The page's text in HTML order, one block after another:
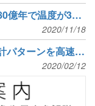
宇宙の大規模構造中のガス、80億年で温度が3倍上昇
2020/11/18
宇宙の大規模構造の複雑な統計パターンを高速予言、人工知能ツール「ダークエミュレータ」
2020/02/12